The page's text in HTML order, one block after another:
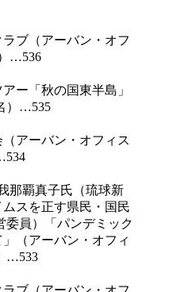
ブ（アーバン・オフ
…536
ー「秋の国東半島」
）…535
アーバン・オフィス
那覇真子氏（琉球新
スを正す県民・国民
委員）「パンデミック
（アーバン・オフィ
…533